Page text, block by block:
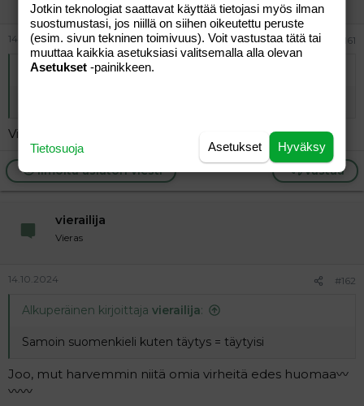
14.10.2024 #161
Alkuperäinen kirjoittajavierailija
Vinkata
Vastaa
Ilmoita asiaton viesti
vierailija
Vieras
14.10.2024 #162
Alkuperäinen kirjoittaja vierailija:
Samoin suomenkieli kuten täytys = täytyisi
Joo, mut harvemmin niitä omia virheitä edes huomaa〰
〰〰
Jotkin teknologiat saattavat käyttää tietojasi myös ilman
suostumustasi, jos niillä on siihen oikeutettu peruste
(esim. sivun tekninen toimivuus). Voit vastustaa tätä tai
muuttaa kaikkia asetuksiasi valitsemalla alla olevan
Asetukset -painikkeen.
Hyväksy
Asetukset
Tietosuoja